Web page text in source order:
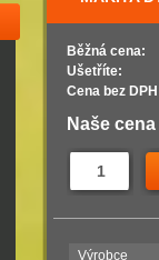
Běžná cena:
Ušetříte:
Cena bez
Naše
Výrobce